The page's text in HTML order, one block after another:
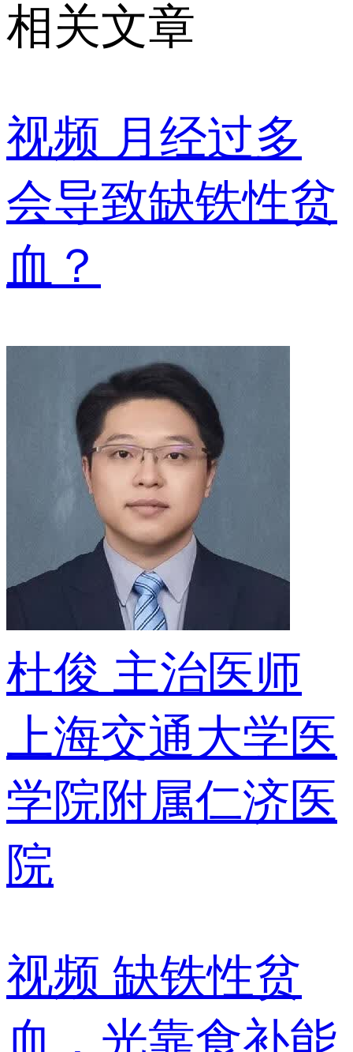
相关文章
视频 月经过多
会导致缺铁性贫
血？
杜俊 主治医师
上海交通大学医
学院附属仁济医
院
视频 缺铁性贫
血，光靠食补能